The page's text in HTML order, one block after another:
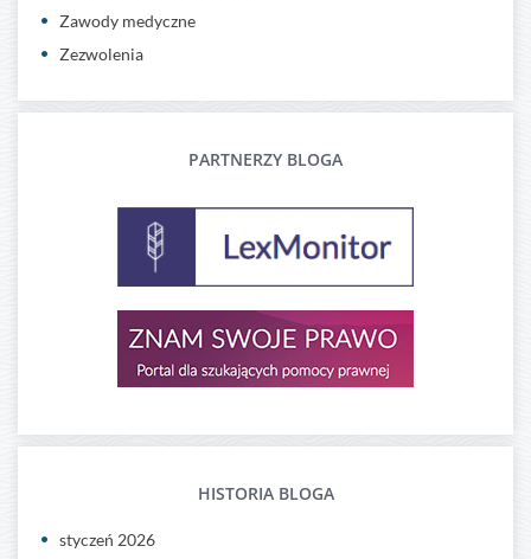
Zawody medyczne
Zezwolenia
PARTNERZY BLOGA
HISTORIA BLOGA
styczeń 2026